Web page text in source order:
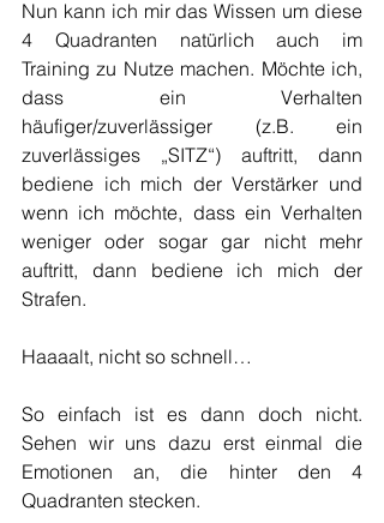
Nun kann ich mir das Wissen um diese
4 Quadranten natürlich auch im
Training zu Nutze machen. Möchte ich,
dass ein Verhalten
häufiger/zuverlässiger (z.B. ein
zuverlässiges „SITZ“) auftritt, dann
bediene ich mich der Verstärker und
wenn ich möchte, dass ein Verhalten
weniger oder sogar gar nicht mehr
auftritt, dann bediene ich mich der
Strafen.
Haaaalt, nicht so schnell…
So einfach ist es dann doch nicht.
Sehen wir uns dazu erst einmal die
Emotionen an, die hinter den 4
Quadranten stecken.